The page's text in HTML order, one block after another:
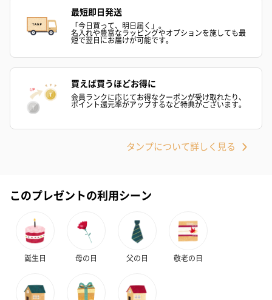
最短即日発送
「今日買って、明日届く」。
名入れや豊富なラッピングやオプションを施しても最
短で翌日にお届けが可能です。
買えば買うほどお得に
会員ランクに応じてお得なクーポンが受け取れたり、
ポイント還元率がアップするなど特典がございます。
タンプについて詳しく見る
このプレゼントの利用シーン
誕生日 母の日 父の日 敬老の日